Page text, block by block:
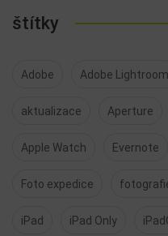
štítky
Adobe Adobe Lightroom
aktualizace Aperture
Apple Watch Evernote
Foto expedice
iPad iPad Only